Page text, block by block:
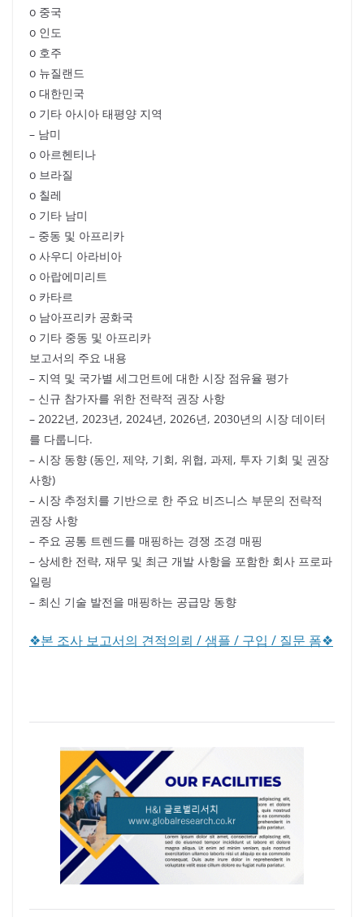
o 중국
o 인도
o 호주
o 뉴질랜드
o 대한민국
o 기타 아시아 태평양 지역
– 남미
o 아르헨티나
o 브라질
o 칠레
o 기타 남미
– 중동 및 아프리카
o 사우디 아라비아
o 아랍에미리트
o 카타르
o 남아프리카 공화국
o 기타 중동 및 아프리카
보고서의 주요 내용
– 지역 및 국가별 세그먼트에 대한 시장 점유율 평가
– 신규 참가자를 위한 전략적 권장 사항
– 2022년, 2023년, 2024년, 2026년, 2030년의 시장 데이터
를 다룹니다.
– 시장 동향 (동인, 제약, 기회, 위협, 과제, 투자 기회 및 권장
사항)
– 시장 추정치를 기반으로 한 주요 비즈니스 부문의 전략적
권장 사항
– 주요 공통 트렌드를 매핑하는 경쟁 조경 매핑
– 상세한 전략, 재무 및 최근 개발 사항을 포함한 회사 프로파
일링
– 최신 기술 발전을 매핑하는 공급망 동향
❖본 조사 보고서의 견적의뢰 / 샘플 / 구입 / 질문 폼❖